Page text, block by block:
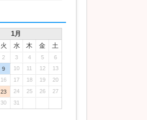
1月
火 水 木 金 土
2 3 4 5
6
9 10 11 12
13
16 17 18 19
20
23 24 25 26
27
30 31